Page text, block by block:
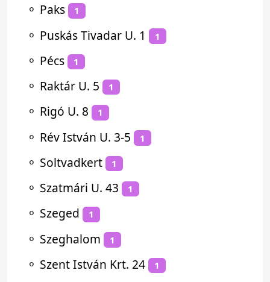
⚬ Paks 1
⚬ Puskás Tivadar U. 1 1
⚬ Pécs 1
⚬ Raktár U. 5 1
⚬ Rigó U. 8 1
⚬ Rév István U. 3-5 1
⚬ Soltvadkert 1
⚬ Szatmári U. 43 1
⚬ Szeged 1
⚬ Szeghalom 1
⚬ Szent István Krt. 24 1